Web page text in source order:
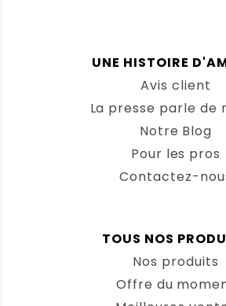
UNE HISTOIRE
Avis client
La presse parle de
Notre Blog
Pour les pros
Contactez-
TOUS NOS
Nos produits
Offre du